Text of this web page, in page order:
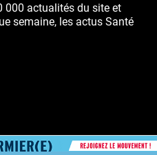
000 actualités du site et
semaine, les actus Santé